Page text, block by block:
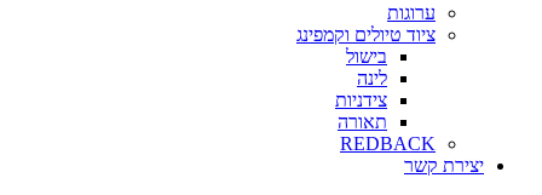
ערוגות
ציוד טיולים וקמפינג
בישול
לינה
צידניות
תאורה
REDBACK
יצירת קשר